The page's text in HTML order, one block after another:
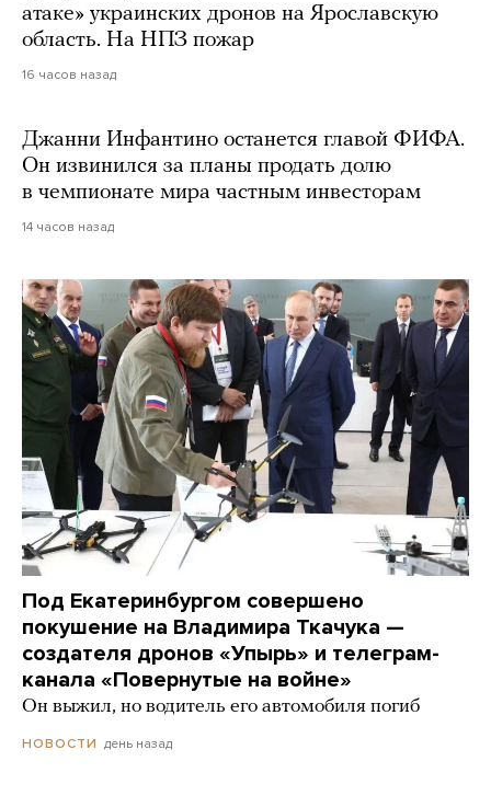
атаке» украинских дронов на Ярославскую
область. На НПЗ пожар
16 часов назад
Джанни Инфантино останется главой ФИФА.
Он извинился за планы продать долю
в чемпионате мира частным инвесторам
14 часов назад
Под Екатеринбургом совершено
покушение на Владимира Ткачука —
создателя дронов «Упырь» и телеграм-
канала «Повернутые на войне»
Он выжил, но водитель его автомобиля погиб
НОВОСТИ день назад